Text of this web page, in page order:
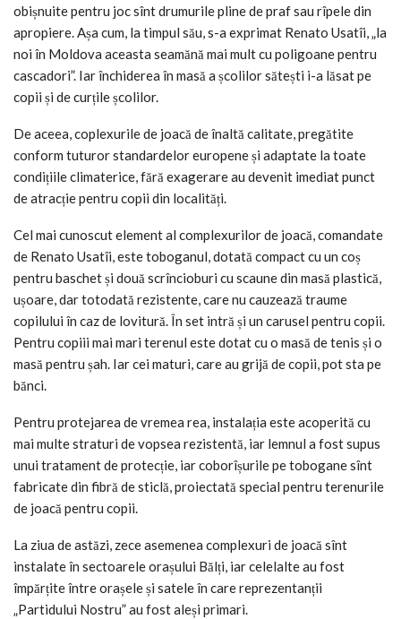
obișnuite pentru joc sînt drumurile pline de praf sau rîpele din
apropiere. Așa cum, la timpul său, s-a exprimat Renato Usatîi, „la
noi în Moldova aceasta seamănă mai mult cu poligoane pentru
cascadori”. Iar închiderea în masă a școlilor sătești i-a lăsat pe
copii și de curțile școlilor.
De aceea, coplexurile de joacă de înaltă calitate, pregătite
conform tuturor standardelor europene și adaptate la toate
condițiile climaterice, fără exagerare au devenit imediat punct
de atracție pentru copii din localități.
Cel mai cunoscut element al complexurilor de joacă, comandate
de Renato Usatîi, este toboganul, dotată compact cu un coș
pentru baschet și două scrîncioburi cu scaune din masă plastică,
ușoare, dar totodată rezistente, care nu cauzează traume
copilului în caz de lovitură. În set intră și un carusel pentru copii.
Pentru copiii mai mari terenul este dotat cu o masă de tenis și o
masă pentru șah. Iar cei maturi, care au grijă de copii, pot sta pe
bănci.
Pentru protejarea de vremea rea, instalația este acoperită cu
mai multe straturi de vopsea rezistentă, iar lemnul a fost supus
unui tratament de protecție, iar coborîșurile pe tobogane sînt
fabricate din fibră de sticlă, proiectată special pentru terenurile
de joacă pentru copii.
La ziua de astăzi, zece asemenea complexuri de joacă sînt
instalate în sectoarele orașului Bălți, iar celelalte au fost
împărțite între orașele și satele în care reprezentanții
„Partidului Nostru” au fost aleși primari.